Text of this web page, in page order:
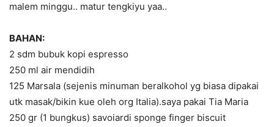
malem minggu.. matur tengkiyu yaa..
BAHAN:
2 sdm bubuk kopi espresso
250 ml air mendidih
125 Marsala (sejenis minuman beralkohol yg biasa dipakai
utk masak/bikin kue oleh org Italia).saya pakai Tia Maria
250 gr (1 bungkus) savoiardi sponge finger biscuit